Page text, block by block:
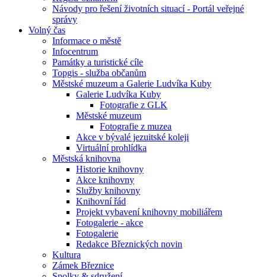
Návody pro řešení životních situací - Portál veřejné
správy
Volný čas
Informace o městě
Infocentrum
Památky a turistické cíle
Topgis - služba občanům
Městské muzeum a Galerie Ludvíka Kuby
Galerie Ludvíka Kuby
Fotografie z GLK
Městské muzeum
Fotografie z muzea
Akce v bývalé jezuitské koleji
Virtuální prohlídka
Městská knihovna
Historie knihovny
Akce knihovny
Služby knihovny
Knihovní řád
Projekt vybavení knihovny mobiliářem
Fotogalerie - akce
Fotogalerie
Redakce Březnických novin
Kultura
Zámek Březnice